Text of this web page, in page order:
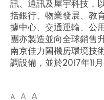
訊、通訊及屋宇科技，
括銀行、物業發展、教
據中心、交通運輸、公
團亦製造並向全球銷售
南京佳力圖機房環境技
調設備，並於2017年11
A A A